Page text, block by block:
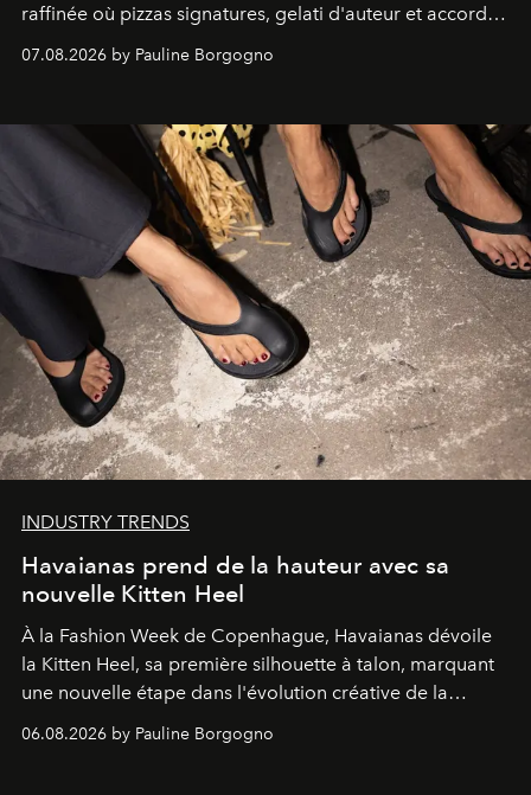
raffinée où pizzas signatures, gelati d'auteur et accords
07.08.2026 by Pauline Borgogno
INDUSTRY TRENDS
Havaianas prend de la hauteur avec sa
nouvelle Kitten Heel
À la Fashion Week de Copenhague, Havaianas dévoile
la Kitten Heel, sa première silhouette à talon, marquant
une nouvelle étape dans l'évolution créative de la
06.08.2026 by Pauline Borgogno